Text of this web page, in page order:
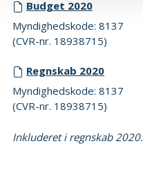
Budget 2020
Myndighedskode: 8137
(CVR-nr. 18938715)
Regnskab 2020
Myndighedskode: 8137
(CVR-nr. 18938715)
Inkluderet i regnskab 2020.